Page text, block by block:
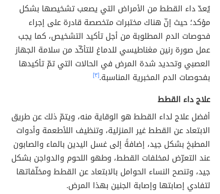
يُعدّ داء القطط من الأمراض التي يصعب تشخيصها بشكل
مؤكد؛ حيث إنّ هناك مختبرات متخصصة قادرة على إجراء
فحوصات الدم المطلوبة من أجل تأكيد التشخيص، كما يجب
عمل صورة رنين مغناطيسي للدماغ للتأكّد من سلامة الجهاز
العصبي وتحديد شدة المرض في الحالات التي تمّ تأكيدها
بفحوصات الدم المخبرية المناسبة.[٣]
علاج داء القطط
أفضل علاج لداء القطط هو الوقاية منه، ويتمّ ذلك عن طريق
الابتعاد عن القطط غير المنزلية، وتنظيف اللأطعمة وأدوات
المطبخ بشكل جيد، إضافةً إلى غسل اليدين بالماء والصابون
عند التعرّض لمخلفات القطط، وطهو اللحوم والدواجن بشكل
جيد، وتنصح النساء الحوامل بالابتعاد عن القطط ومخلّفاتها
لتفادي إصابتها وإصابة الجنين بهذا المرض.